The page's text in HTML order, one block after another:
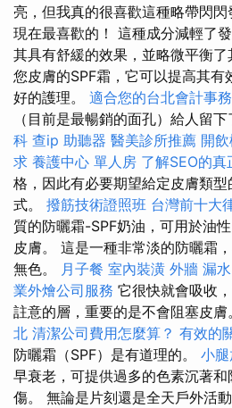
亮，但我真的很喜歡這種略帶閃
現在最喜歡的！ 這種成分減輕了
其具有舒緩的效果，並略微平衡
您皮膚的SPF霜，它可以提高其有
好的護理。 適合您的台北會計事
（目前是最暢銷的面孔）給人留
科 查ip 助聽器 醫美診所推薦 開
求 養護中心 單人房 了解SEO的真
格，因此有必要期望給定皮膚類
式。 撥筋技術證照班 台灣前十大
質的防曬霜-SPF奶油，可用於油
皮膚。 這是一種非常淡的防曬霜
無色。
月子餐 室內裝潢 外牆 漏水
業外燴公司服務 它很快就會吸收
註意的層，重要的是不會阻塞皮膚
北 清潔公司費用怎麼算？ 有效的
防曬霜（SPF）是有道理的。 小
早衰老，可提供過多的色素沉著
傷。 無論是片刻還是全天戶外活